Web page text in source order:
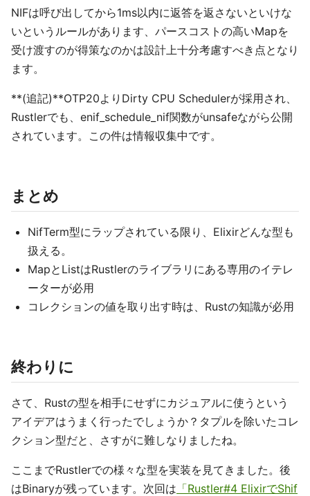
NIFは呼び出してから1ms以内に返答を返さないといけな
いというルールがあります、パースコストの高いMapを
受け渡すのが得策なのかは設計上十分考慮すべき点となり
ます。
**(追記)**OTP20よりDirty CPU Schedulerが採用され、
Rustlerでも、enif_schedule_nif関数がunsafeながら公開
されています。この件は情報収集中です。
まとめ
NifTerm型にラップされている限り、Elixirどんな型も
扱える。
MapとListはRustlerのライブラリにある専用のイテレ
ーターが必用
コレクションの値を取り出す時は、Rustの知識が必用
終わりに
さて、Rustの型を相手にせずにカジュアルに使うという
アイデアはうまく行ったでしょうか？タプルを除いたコレ
クション型だと、さすがに難しなりましたね。
ここまでRustlerでの様々な型を実装を見てきました。後
はBinaryが残っています。次回は 「Rustler#4 ElixirでShif